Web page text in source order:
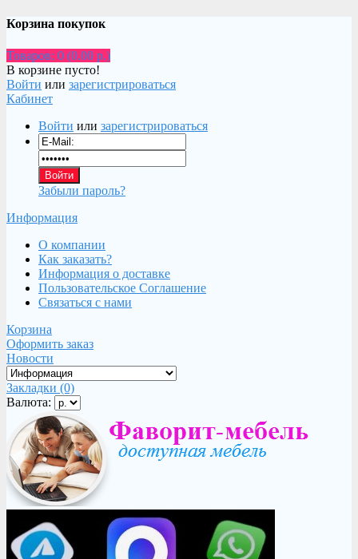
Корзина покупок
Товаров: 0 (0.00 р.)
В корзине пусто!
Войти или зарегистрироваться
Кабинет
Войти или зарегистрироваться
Забыли пароль?
Информация
О компании
Как заказать?
Информация о доставке
Пользовательское Соглашение
Связаться с нами
Корзина
Оформить заказ
Новости
Закладки (0)
Валюта: